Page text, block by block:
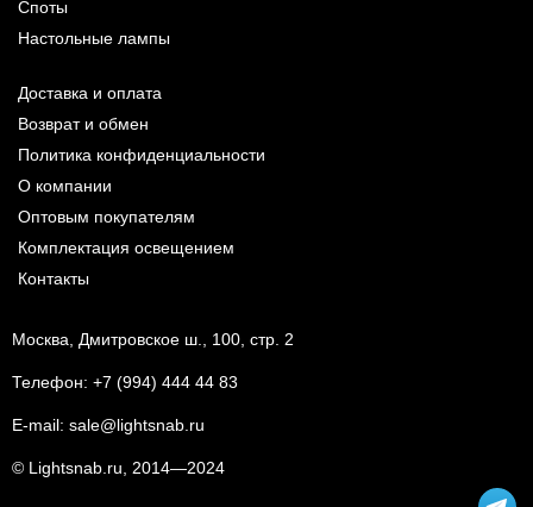
Споты
Настольные лампы
Доставка и оплата
Возврат и обмен
Политика конфиденциальности
О компании
Оптовым покупателям
Комплектация освещением
Контакты
Москва, Дмитровское ш., 100, стр. 2
Телефон: +7 (994) 444 44 83
E-mail: sale@lightsnab.ru
© Lightsnab.ru, 2014—2024